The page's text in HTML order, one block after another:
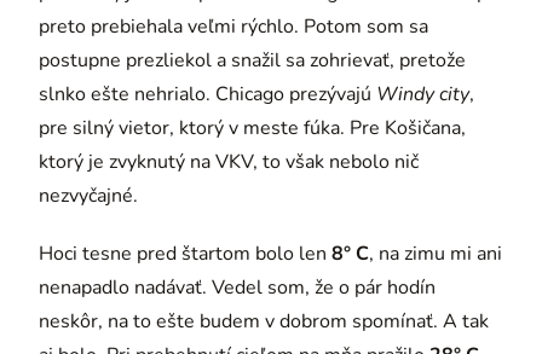
preto prebiehala veľmi rýchlo. Potom som sa
postupne prezliekol a snažil sa zohrievať, pretože
slnko ešte nehrialo. Chicago prezývajú Windy city,
pre silný vietor, ktorý v meste fúka. Pre Košičana,
ktorý je zvyknutý na VKV, to však nebolo nič
nezvyčajné.
Hoci tesne pred štartom bolo len 8° C, na zimu mi ani
nenapadlo nadávať. Vedel som, že o pár hodín
neskôr, na to ešte budem v dobrom spomínať. A tak